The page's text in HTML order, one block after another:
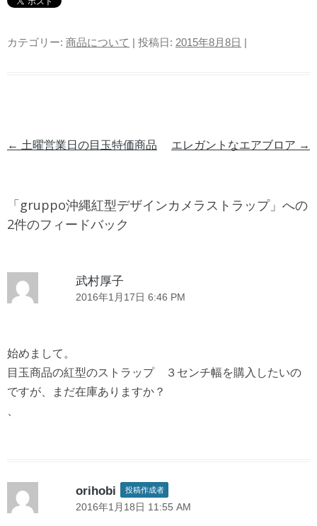
カテゴリー: 商品について | 投稿日: 2015年8月8日
投稿ナビゲーション
← 土曜営業日の目玉特価商品 エレガントなエアブロア →
「gruppo沖縄紅型デザインカメラストラップ」への
2件のフィードバック
武村厚子
2016年1月17日 6:46 PM
始めまして。
目玉商品の紅型のストラップ ３センチ幅を購入したいの
ですが、まだ在庫ありますか？
、
orihobi 投稿作成者
2016年1月18日 11:55 AM